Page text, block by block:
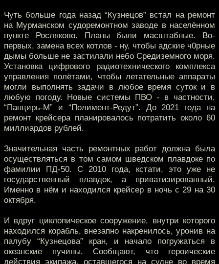
Чуть больше года назад “Кузнецов” встал на ремонт
на Мурманском судоремонтном заводе в населённом
пункте Росляково. Планы были масштабные. Во-
первых, замена всех котлов - ну, чтобы адские ч0рные
дымы больше не застилали небо Средиземного моря.
Установка цифрового радиотехнического комплекса
управления полётами, чтобы летательные аппараты
могли выполнять задачи в любое время суток и в
любую погоду. Новые системы ПВО - в частности,
“Панцирь-М” и “Полимент-Редут”. До 2021 года на
ремонт крейсера планировалось потратить около 60
миллиардов рублей.
Значительная часть ремонтных работ должна была
осуществляться в том самом шведском плавдоке по
фамилии ПД-50. С 2010 года, кстати, это уже не
государственный плавдок, а приватизированный.
Именно в нём и находился крейсер в ночь с 29 на 30
октября.
И вдруг циклопическое сооружение, внутри которого
находился корабль, внезапно накренилось, уронив на
палубу “Кузнецова” кран, и начало погружаться в
океанские пучины. Сообщают, что героические
действия экипажа, оставшегося на судне во время